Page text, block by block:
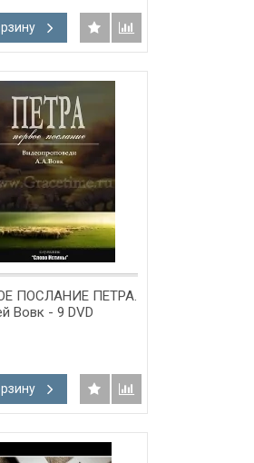
ПОСЛАНИЕ ПЕТРА.
Вовк - 9 DVD